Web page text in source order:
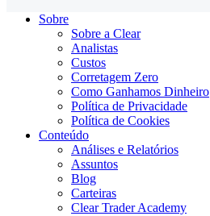
Sobre
Sobre a Clear
Analistas
Custos
Corretagem Zero
Como Ganhamos Dinheiro
Política de Privacidade
Política de Cookies
Conteúdo
Análises e Relatórios
Assuntos
Blog
Carteiras
Clear Trader Academy